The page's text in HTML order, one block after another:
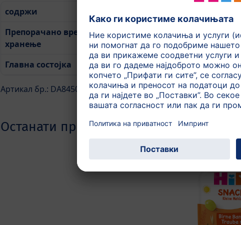
содржи
Препорачано време за
хранење
Претпладне, Попладне,
Помеѓу оброци
Главна состојка
Банана, Манго, Круша, Ориз
Артикал бр.: DA84501
Останати производи од оваа категорија